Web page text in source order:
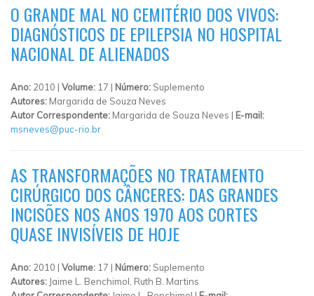
O GRANDE MAL NO CEMITÉRIO DOS VIVOS:
DIAGNÓSTICOS DE EPILEPSIA NO HOSPITAL
NACIONAL DE ALIENADOS
Ano: 2010 | Volume: 17 | Número: Suplemento
Autores: Margarida de Souza Neves
Autor Correspondente: Margarida de Souza Neves | E-mail:
msneves@puc-rio.br
AS TRANSFORMAÇÕES NO TRATAMENTO
CIRÚRGICO DOS CÂNCERES: DAS GRANDES
INCISÕES NOS ANOS 1970 AOS CORTES
QUASE INVISÍVEIS DE HOJE
Ano: 2010 | Volume: 17 | Número: Suplemento
Autores: Jaime L. Benchimol, Ruth B. Martins